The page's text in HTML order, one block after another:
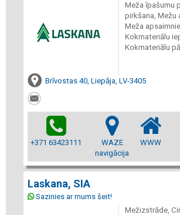
Meža īpašumu
pirkšana, Mežu
Meža
Kokmateriālu
Kokmateriālu
Brīvostas 40, Liepāja, LV-3405
+371 63423111
WAZE
navigācija
WWW
Laskana, SIA
Sazinies ar mums šeit!
Mežizstrāde,